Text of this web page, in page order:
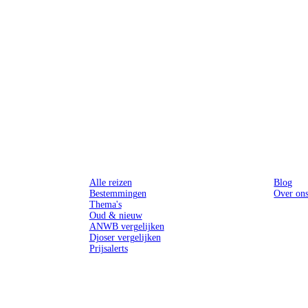
Alle reizen
Bestemmingen
Thema's
Oud & nieuw
ANWB vergelijken
Djoser vergelijken
Prijsalerts
Blog
Over ons